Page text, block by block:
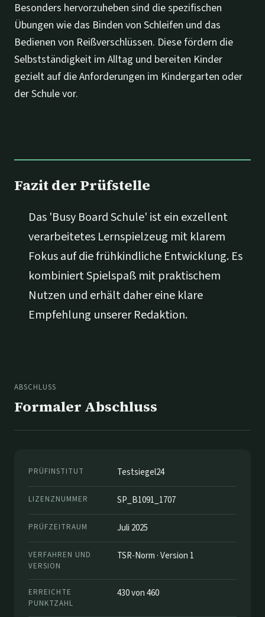
Besonders hervorzuheben sind die spezifischen
Übungen wie das Binden von Schleifen und das
Bedienen von Reißverschlüssen. Diese fördern die
Selbstständigkeit im Alltag und bereiten Kinder
gezielt auf die Anforderungen im Kindergarten oder
der Schule vor.
Fazit der Prüfstelle
Das 'Busy Board Schule' ist ein exzellent
verarbeitetes Lernspielzeug mit klarem
Fokus auf die frühkindliche Entwicklung. Es
kombiniert Spielspaß mit praktischem
Nutzen und erhält daher eine klare
Empfehlung unserer Redaktion.
ABSCHLUSS
Formaler Abschluss
PRÜFINSTITUT Testsiegel24
LIZENZNUMMER SP_B1091_1707
PRÜFZEITRAUM Juli 2025
VERFAHREN UND
VERSION
TSR-Norm · Version 1
ERREICHTE
PUNKTZAHL
430 von 460